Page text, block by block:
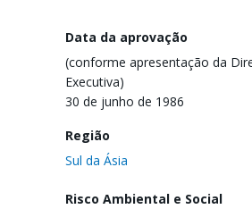
Data da aprovação
(conforme apresentação da
Executiva)
30 de junho de 1986
Região
Sul da Ásia
Risco Ambiental e Social